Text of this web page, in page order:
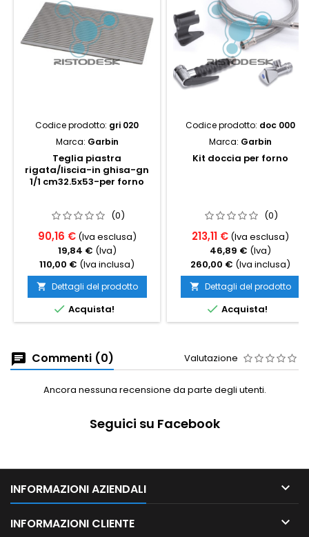
Codice prodotto: gri 020
Marca: Garbin
Teglia piastra
rigata/liscia-in ghisa-gn
1/1 cm32.5x53-per forno
(0)
90,16 € (Iva esclusa)
19,84 € (Iva)
110,00 € (Iva inclusa)
 Dettagli del prodotto
 Acquista!
Codice prodotto: doc 000
Marca: Garbin
Kit doccia per forno
(0)
213,11 € (Iva esclusa)
46,89 € (Iva)
260,00 € (Iva inclusa)
 Dettagli del prodotto
 Acquista!
Commenti (0) Valutazione
Ancora nessuna recensione da parte degli utenti.
Seguici su Facebook
INFORMAZIONI AZIENDALI 
INFORMAZIONI CLIENTE 